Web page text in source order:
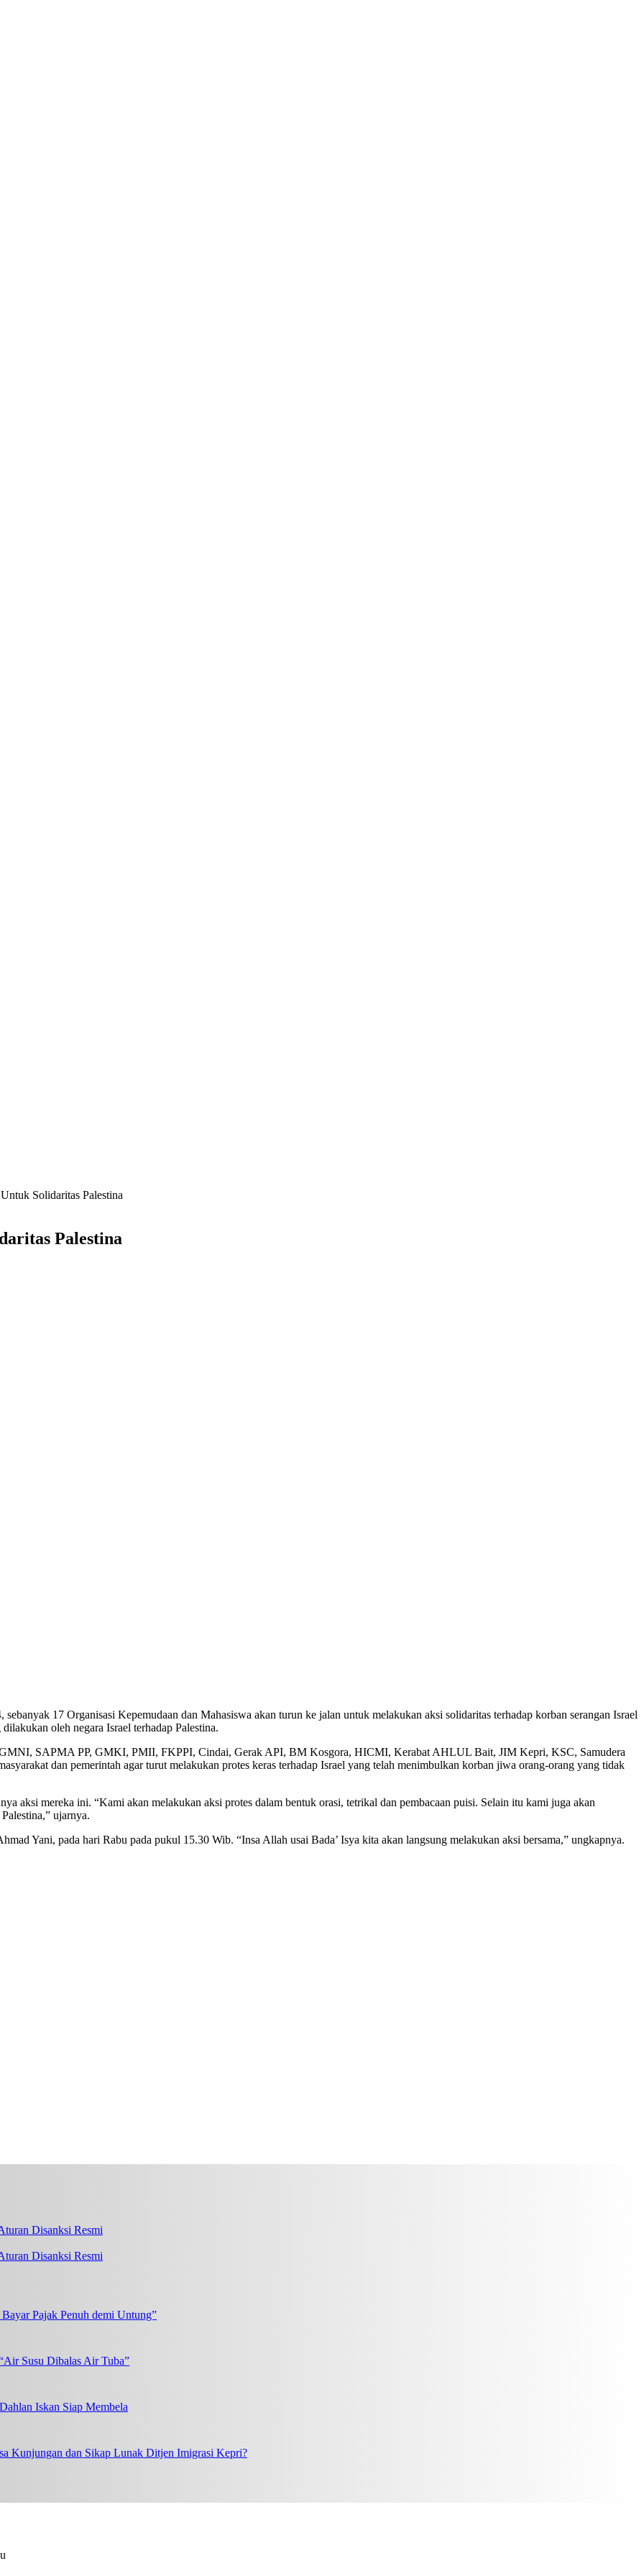
Solidaritas Palestina
Palestina
17 Organisasi Kepemudaan dan Mahasiswa akan turun ke jalan untuk melakukan aksi solidaritas terhadap korban serangan Israel
oleh negara Israel terhadap Palestina.
GMNI, SAPMA PP, GMKI, PMII, FKPPI, Cindai, Gerak API, BM Kosgora, HICMI, Kerabat AHLUL Bait, JIM Kepri, KSC, Samudera
dan pemerintah agar turut melakukan protes keras terhadap Israel yang telah menimbulkan korban jiwa orang-orang yang tidak
aksi mereka ini. “Kami akan melakukan aksi protes dalam bentuk orasi, tetrikal dan pembacaan puisi. Selain itu kami juga akan
ujarnya.
Yani, pada hari Rabu pada pukul 15.30 Wib. “Insa Allah usai Bada’ Isya kita akan langsung melakukan aksi bersama,” ungkapnya.
Disanksi Resmi
Pajak Penuh demi Untung”
Susu Dibalas Air Tuba”
Iskan Siap Membela
Kunjungan dan Sikap Lunak Ditjen Imigrasi Kepri?